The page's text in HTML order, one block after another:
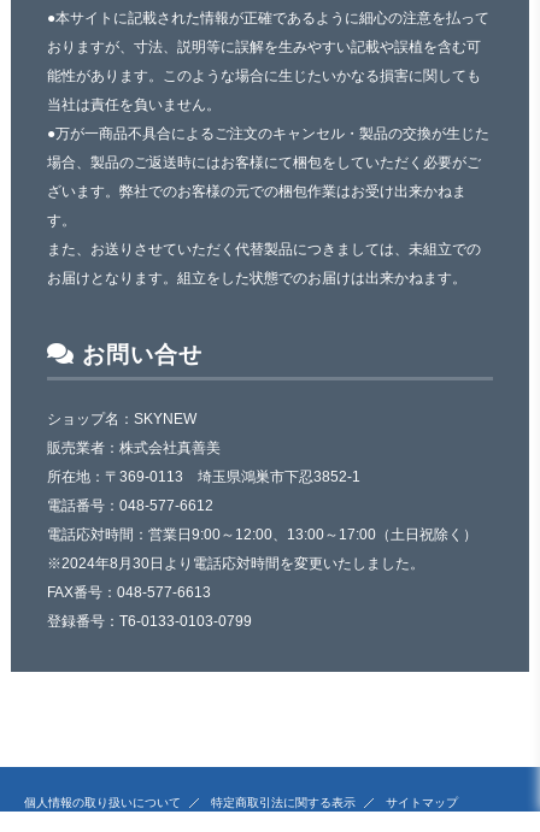
●本サイトに記載された情報が正確であるように細心の注意を払って
おりますが、寸法、説明等に誤解を生みやすい記載や誤植を含む可
能性があります。このような場合に生じたいかなる損害に関しても
当社は責任を負いません。
●万が一商品不具合によるご注文のキャンセル・製品の交換が生じた
場合、製品のご返送時にはお客様にて梱包をしていただく必要がご
ざいます。弊社でのお客様の元での梱包作業はお受け出来かねま
す。
また、お送りさせていただく代替製品につきましては、未組立での
お届けとなります。組立をした状態でのお届けは出来かねます。
お問い合せ
ショップ名：SKYNEW
販売業者：株式会社真善美
所在地：〒369-0113 埼玉県鴻巣市下忍3852-1
電話番号：048-577-6612
電話応対時間：営業日9:00～12:00、13:00～17:00（土日祝除く）
※2024年8月30日より電話応対時間を変更いたしました。
FAX番号：048-577-6613
登録番号：T6-0133-0103-0799
個人情報の取り扱いについて 特定商取引法に関する表示 サイトマップ